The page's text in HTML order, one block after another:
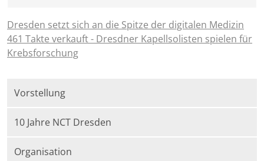
Dresden setzt sich an die Spitze der digitalen Medizin
461 Takte verkauft - Dresdner Kapellsolisten spielen für
Krebsforschung
Vorstellung
10 Jahre NCT Dresden
Organisation